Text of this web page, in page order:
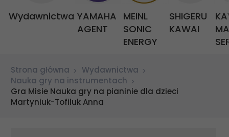
Wydawnictwa YAMAHA
AGENT
MEINL
SONIC
ENERGY
SHIGERU
KAWAI
Strona główna
Wydawnictwa
Nauka gry na instrumentach
Gra Misie Nauka gry na pianinie dla dzieci
Martyniuk-Tofiluk Anna